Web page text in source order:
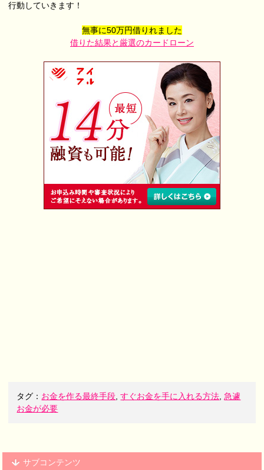
行動していきます！
無事に50万円借りれました
借りた結果と厳選のカードローン
タグ： お金を作る最終手段,すぐお金を手に入れる方法,急遽
お金が必要
サブコンテンツ